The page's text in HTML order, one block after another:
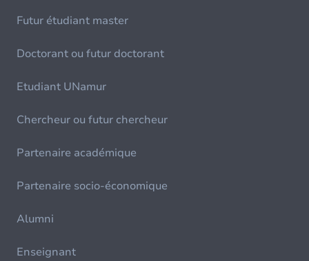
Futur étudiant master
Doctorant ou futur doctorant
Etudiant UNamur
Chercheur ou futur chercheur
Partenaire académique
Partenaire socio-économique
Alumni
Enseignant